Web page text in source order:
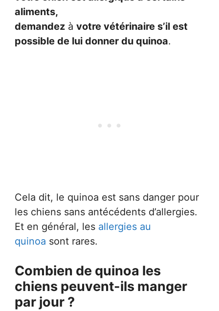
aliments,
demandez à votre vétérinaire s’il est
possible de lui donner du quinoa.
Cela dit, le quinoa est sans danger pour
les chiens sans antécédents d’allergies.
Et en général, les allergies au
quinoa sont rares.
Combien de quinoa les
chiens peuvent-ils manger
par jour ?